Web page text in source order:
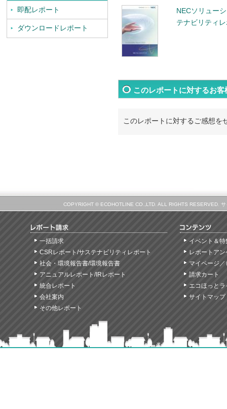
即配レポート
ダウンロードレポート
NECソリュー
テナビリティ
このレポートに対するお客
このレポートに対するご感想を
COPYRIGHT © ECOHOTLINE CO.,LTD. ALL RIGHTS RESERVED.
一括請求
CSRレポート/サステナビリティレポート
社会・環境報告書/環境報告書
アニュアルレポート/IRレポート
統合レポート
会社案内
その他レポート
イベント＆特
レポートア
マイページ
請求カート
エコほっと
サイトマップ